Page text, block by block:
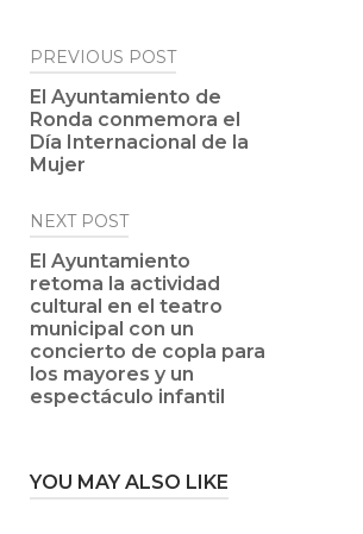
Post
navigation
PREVIOUS POST
El Ayuntamiento de
Ronda conmemora el
Día Internacional de la
Mujer
NEXT POST
El Ayuntamiento
retoma la actividad
cultural en el teatro
municipal con un
concierto de copla para
los mayores y un
espectáculo infantil
YOU MAY ALSO LIKE